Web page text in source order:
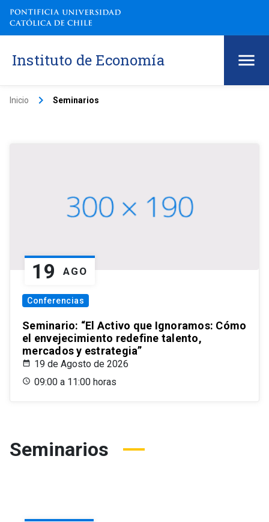
Instituto de Economía
Inicio keyboard_arrow_right Seminarios
19 AGO
Conferencias
Seminario: “El Activo que Ignoramos: Cómo
el envejecimiento redefine talento,
mercados y estrategia”
19 de Agosto de 2026
09:00 a 11:00 horas
Seminarios